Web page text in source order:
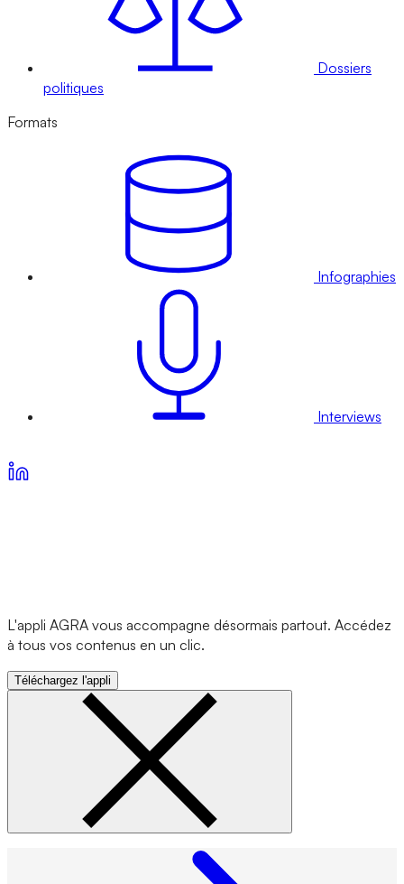
Dossiers
politiques
Formats
Infographies
Interviews
L'appli AGRA vous accompagne désormais partout. Accédez
à tous vos contenus en un clic.
Téléchargez l'appli